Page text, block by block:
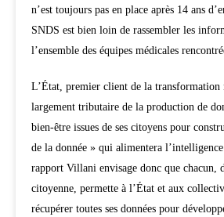
n’est toujours pas en place après 14 ans
SNDS est bien loin de rassembler les
l’ensemble des équipes médicales
L’État, premier client de la transformation
largement tributaire de la production de
bien-être issues de ses citoyens pour
de la donnée » qui alimentera
rapport Villani envisage donc que chacun,
citoyenne, permette à l’État et aux
récupérer toutes ses données pour